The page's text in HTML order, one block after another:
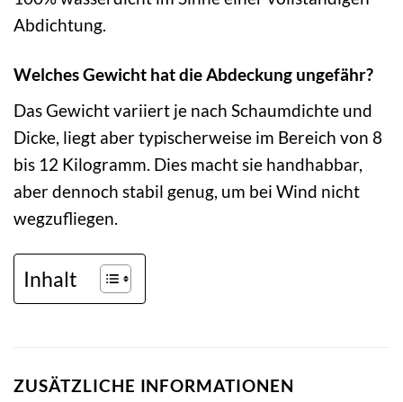
Abdichtung.
Welches Gewicht hat die Abdeckung ungefähr?
Das Gewicht variiert je nach Schaumdichte und
Dicke, liegt aber typischerweise im Bereich von 8
bis 12 Kilogramm. Dies macht sie handhabbar,
aber dennoch stabil genug, um bei Wind nicht
wegzufliegen.
Inhalt
ZUSÄTZLICHE INFORMATIONEN